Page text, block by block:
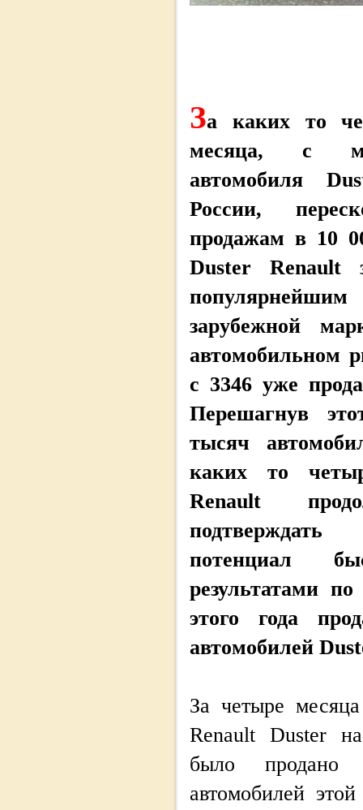
За каких то
месяца, с
автомобиля
России,
продажам в 10
Duster Renault
зарубежной
автомобильном
с 3346 уже
Перешагнув
тысяч
каких то
Renault
потенциал
результатами
этого года
автомобилей
За четыре
Renault Duster
было
автомобилей